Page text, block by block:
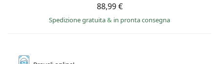
88,99 €
Spedizione gratuita& in pronta consegna